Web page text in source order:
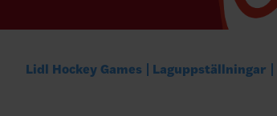
Lidl Hockey Games Laguppställningar